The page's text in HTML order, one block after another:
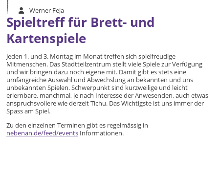
Spieltreff für Brett- und
Kartenspiele
Jeden 1. und 3. Montag im Monat treffen sich spielfreudige
Mitmenschen. Das Stadtteilzentrum stellt viele Spiele zur Verfügung
und wir bringen dazu noch eigene mit. Damit gibt es stets eine
umfangreiche Auswahl und Abwechslung an bekannten und uns
unbekannten Spielen. Schwerpunkt sind kurzweilige und leicht
erlernbare, manchmal, je nach Interesse der Anwesenden, auch etwas
anspruchsvollere wie derzeit Tichu. Das Wichtigste ist uns immer der
Spass am Spiel.
Zu den einzelnen Terminen gibt es regelmässig in
nebenan.de/feed/eventsInformationen.
Werner Feja